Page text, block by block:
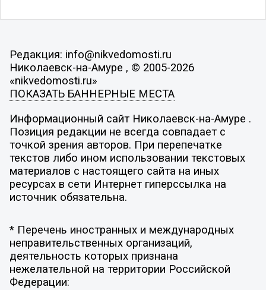
Редакция: info@nikvedomosti.ru
Николаевск-на-Амуре , © 2005-2026
«nikvedomosti.ru»
ПОКАЗАТЬ БАННЕРНЫЕ МЕСТА
Информационный сайт Николаевск-на-Амуре .
Позиция редакции не всегда совпадает с
точкой зрения авторов. При перепечатке
текстов либо ином использовании текстовых
материалов с настоящего сайта на иных
ресурсах в сети Интернет гиперссылка на
источник обязательна.
* Перечень иностранных и международных
неправительственных организаций,
деятельность которых признана
нежелательной на территории Российской
Федерации: